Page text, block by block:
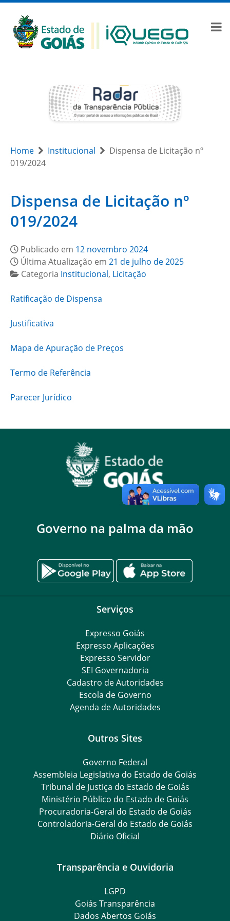
Home Institucional
Dispensa de Licitação nº
019/2024
Dispensa de Licitação nº
019/2024
Publicado em 12 novembro 2024
Última Atualização em 21 de julho de 2025
Categoria Institucional, Licitação
Ratificação de Dispensa
Justificativa
Mapa de Apuração de Preços
Termo de Referência
Parecer Jurídico
Governo na palma da mão
Serviços
Expresso Goiás
Expresso Aplicações
Expresso Servidor
SEI Governadoria
Cadastro de Autoridades
Escola de Governo
Agenda de Autoridades
Outros Sites
Governo Federal
Assembleia Legislativa do Estado de Goiás
Tribunal de Justiça do Estado de Goiás
Ministério Público do Estado de Goiás
Procuradoria-Geral do Estado de Goiás
Controladoria-Geral do Estado de Goiás
Diário Oficial
Transparência e Ouvidoria
LGPD
Goiás Transparência
Dados Abertos Goiás